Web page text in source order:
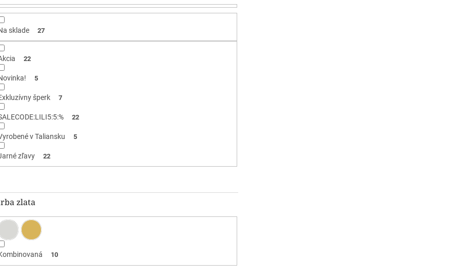
sklade 27
22
5
šperk 7
22
v Taliansku 5
zľavy 22
zlata
10